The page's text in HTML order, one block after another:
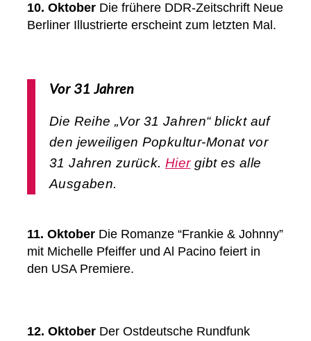
10. Oktober Die frühere DDR-Zeitschrift Neue
Berliner Illustrierte erscheint zum letzten Mal.
Vor 31 Jahren
Die Reihe „Vor 31 Jahren“ blickt auf
den jeweiligen Popkultur-Monat vor
31 Jahren zurück. Hiergibt es alle
Ausgaben.
11. Oktober Die Romanze “Frankie & Johnny”
mit Michelle Pfeiffer und Al Pacino feiert in
den USA Premiere.
12. Oktober Der Ostdeutsche Rundfunk